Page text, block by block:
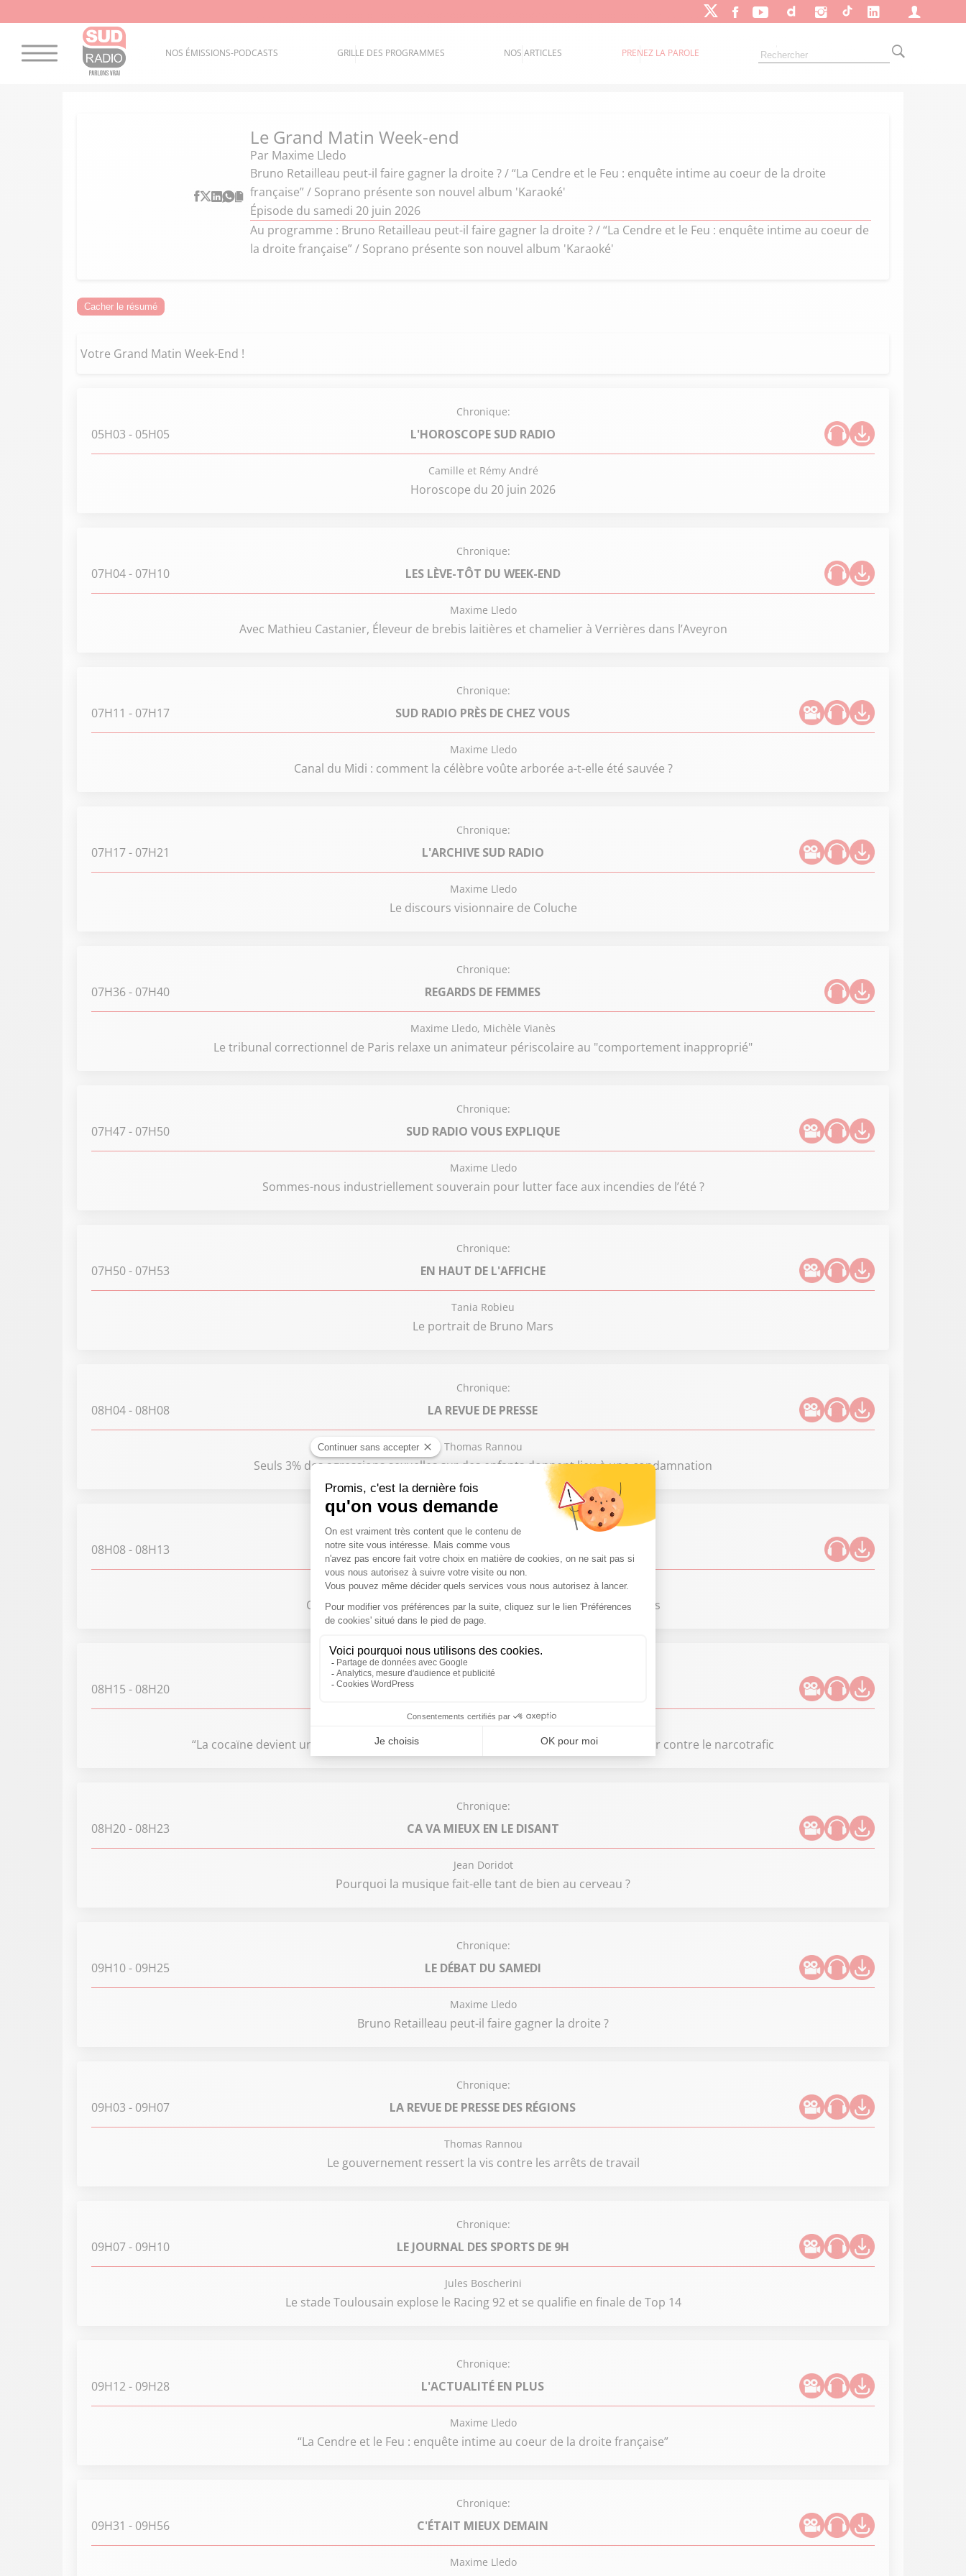
NOS ÉMISSIONS-PODCASTS GRILLE DES PROGRAMMES NOS ARTICLES PRENEZ LA PAROLE
Le Grand Matin Week-end
Par Maxime Lledo
Bruno Retailleau peut-il faire gagner la droite ? / “La Cendre et le Feu : enquête intime au coeur de la droite
française” / Soprano présente son nouvel album 'Karaoké'
Épisode du samedi 20 juin 2026
Au programme : Bruno Retailleau peut-il faire gagner la droite ? / “La Cendre et le Feu : enquête intime au coeur de
la droite française” / Soprano présente son nouvel album 'Karaoké'
Cacher le résumé
Votre Grand Matin Week-End !
Chronique:
05H03 - 05H05 L'HOROSCOPE SUD RADIO
Camille et Rémy André
Horoscope du 20 juin 2026
Chronique:
07H04- 07H10 LES LÈVE-TÔT DU WEEK-END
Maxime Lledo
Avec Mathieu Castanier, Éleveur de brebis laitières et chamelier à Verrières dans l’Aveyron
Chronique:
07H11 - 07H17 SUD RADIO PRÈS DE CHEZ VOUS
Maxime Lledo
Canal du Midi : comment la célèbre voûte arborée a-t-elle été sauvée ?
Chronique:
07H17- 07H21 L'ARCHIVE SUD RADIO
Maxime Lledo
Le discours visionnaire de Coluche
Chronique:
07H36- 07H40 REGARDS DE FEMMES
Maxime Lledo, Michèle Vianès
Le tribunal correctionnel de Paris relaxe un animateur périscolaire au "comportement inapproprié"
Chronique:
07H47- 07H50 SUD RADIO VOUS EXPLIQUE
Maxime Lledo
Sommes-nous industriellement souverain pour lutter face aux incendies de l’été ?
Chronique:
07H50- 07H53 EN HAUT DE L'AFFICHE
Tania Robieu
Le portrait de Bruno Mars
Chronique:
08H04- 08H08 LA REVUE DE PRESSE
Thomas Rannou
Seuls 3% des agressions sexuelles sur des enfants donnent lieu à une condamnation
Chronique:
08H08- 08H13 LE JOURNAL DES SPORTS DE 8H
Jules Boscherini
Coupe du Monde : la "loi Vinicius" appliquée pour la première fois
Chronique:
08H15 - 08H20
Maxime Lledo
“La cocaïne devient un sport national” : Sébastien Lecornu dévoile son plan pour lutter contre le narcotrafic
Chronique:
08H20- 08H23 CA VA MIEUX EN LE DISANT
Jean Doridot
Pourquoi la musique fait-elle tant de bien au cerveau ?
Chronique:
09H10- 09H25 LE DÉBAT DU SAMEDI
Maxime Lledo
Bruno Retailleau peut-il faire gagner la droite ?
Chronique:
09H03 - 09H07 LA REVUE DE PRESSE DES RÉGIONS
Thomas Rannou
Le gouvernement ressert la vis contre les arrêts de travail
Chronique:
09H07- 09H10 LE JOURNAL DES SPORTS DE 9H
Jules Boscherini
Le stade Toulousain explose le Racing 92 et se qualifie en finale de Top 14
Chronique:
09H12- 09H28 L'ACTUALITÉ EN PLUS
Maxime Lledo
“La Cendre et le Feu : enquête intime au coeur de la droite française”
Chronique:
09H31 - 09H56 C'ÉTAIT MIEUX DEMAIN
Maxime Lledo